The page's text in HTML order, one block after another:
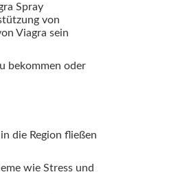
Spray
von
Viagra sein
bekommen oder
die Region fließen
wie Stress und